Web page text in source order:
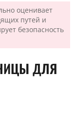
оценивает
путей и
безопасность
ДЛЯ